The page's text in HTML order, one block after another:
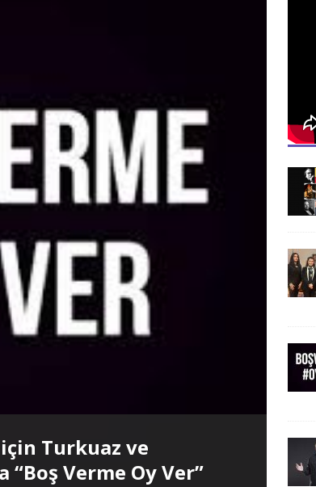
Turkuaz ve
“Boş Verme Oy Ver”